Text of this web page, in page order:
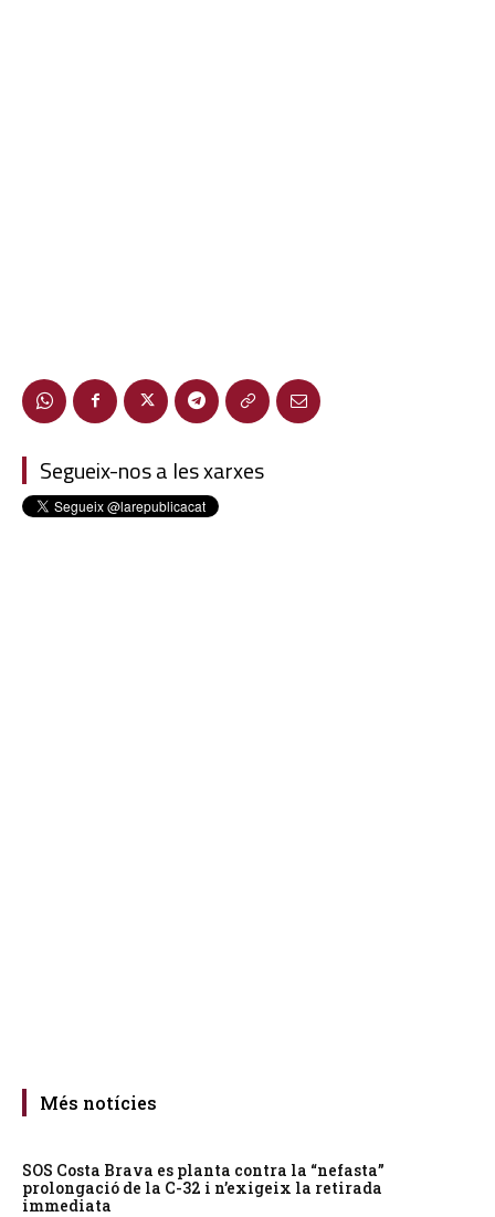
Segueix-nos a les xarxes
Més notícies
SOS Costa Brava es planta contra la “nefasta”
prolongació de la C-32 i n’exigeix la retirada
immediata